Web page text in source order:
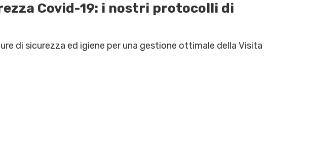
Covid-19: i nostri protocolli di
di sicurezza ed igiene per una gestione ottimale della Visita